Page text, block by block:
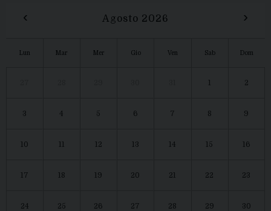
‹ Agosto 2026 ›
Lun Mar Mer Gio Ven Sab Dom
1 2
3 4 5 6 7 8 9
10 11 12 13 14 15 16
17 18 19 20 21 22 23
24 25 26 27 28 29 30